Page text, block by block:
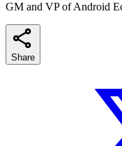
GM and VP of Android
Share